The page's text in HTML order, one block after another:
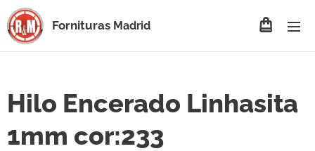
Fornituras Madrid
Hilo Encerado Linhasita
1mm cor:233